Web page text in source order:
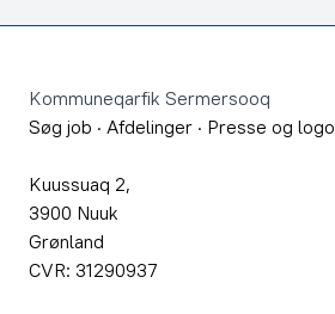
Kommuneqarfik Sermersooq
Søg job · Afdelinger · Presse og logo
Kuussuaq 2,
3900 Nuuk
Grønland
CVR: 31290937